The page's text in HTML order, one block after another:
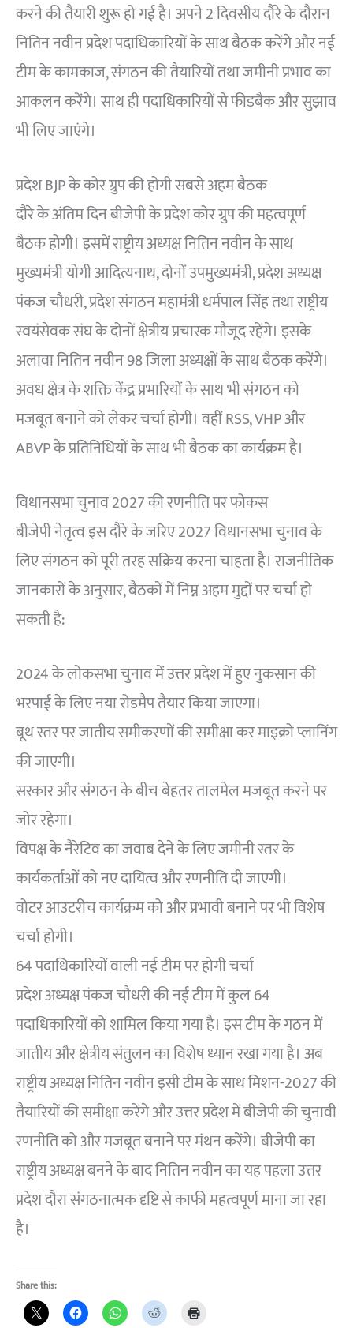
करने की तैयारी शुरू हो गई है। अपने 2 दिवसीय दौरे के दौरान
नितिन नवीन प्रदेश पदाधिकारियों के साथ बैठक करेंगे और नई
टीम के कामकाज, संगठन की तैयारियों तथा जमीनी प्रभाव का
आकलन करेंगे। साथ ही पदाधिकारियों से फीडबैक और सुझाव
भी लिए जाएंगे।
प्रदेश BJP के कोर ग्रुप की होगी सबसे अहम बैठक
दौरे के अंतिम दिन बीजेपी के प्रदेश कोर ग्रुप की महत्वपूर्ण
बैठक होगी। इसमें राष्ट्रीय अध्यक्ष नितिन नवीन के साथ
मुख्यमंत्री योगी आदित्यनाथ, दोनों उपमुख्यमंत्री, प्रदेश अध्यक्ष
पंकज चौधरी, प्रदेश संगठन महामंत्री धर्मपाल सिंह तथा राष्ट्रीय
स्वयंसेवक संघ के दोनों क्षेत्रीय प्रचारक मौजूद रहेंगे। इसके
अलावा नितिन नवीन 98 जिला अध्यक्षों के साथ बैठक करेंगे।
अवध क्षेत्र के शक्ति केंद्र प्रभारियों के साथ भी संगठन को
मजबूत बनाने को लेकर चर्चा होगी। वहीं RSS, VHP और
ABVP के प्रतिनिधियों के साथ भी बैठक का कार्यक्रम है।
विधानसभा चुनाव 2027 की रणनीति पर फोकस
बीजेपी नेतृत्व इस दौरे के जरिए 2027 विधानसभा चुनाव के
लिए संगठन को पूरी तरह सक्रिय करना चाहता है। राजनीतिक
जानकारों के अनुसार, बैठकों में निम्न अहम मुद्दों पर चर्चा हो
सकती है:
2024 के लोकसभा चुनाव में उत्तर प्रदेश में हुए नुकसान की
भरपाई के लिए नया रोडमैप तैयार किया जाएगा।
बूथ स्तर पर जातीय समीकरणों की समीक्षा कर माइक्रो प्लानिंग
की जाएगी।
सरकार और संगठन के बीच बेहतर तालमेल मजबूत करने पर
जोर रहेगा।
विपक्ष के नैरेटिव का जवाब देने के लिए जमीनी स्तर के
कार्यकर्ताओं को नए दायित्व और रणनीति दी जाएगी।
वोटर आउटरीच कार्यक्रम को और प्रभावी बनाने पर भी विशेष
चर्चा होगी।
64 पदाधिकारियों वाली नई टीम पर होगी चर्चा
प्रदेश अध्यक्ष पंकज चौधरी की नई टीम में कुल 64
पदाधिकारियों को शामिल किया गया है। इस टीम के गठन में
जातीय और क्षेत्रीय संतुलन का विशेष ध्यान रखा गया है। अब
राष्ट्रीय अध्यक्ष नितिन नवीन इसी टीम के साथ मिशन-2027 की
तैयारियों की समीक्षा करेंगे और उत्तर प्रदेश में बीजेपी की चुनावी
रणनीति को और मजबूत बनाने पर मंथन करेंगे। बीजेपी का
राष्ट्रीय अध्यक्ष बनने के बाद नितिन नवीन का यह पहला उत्तर
प्रदेश दौरा संगठनात्मक दृष्टि से काफी महत्वपूर्ण माना जा रहा
है।
Share this: